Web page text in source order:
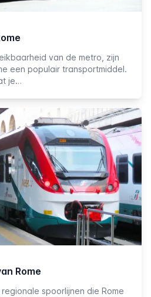
van de metro, zijn
een populair transportmiddel.
je…
Rome
spoorlijnen die Rome